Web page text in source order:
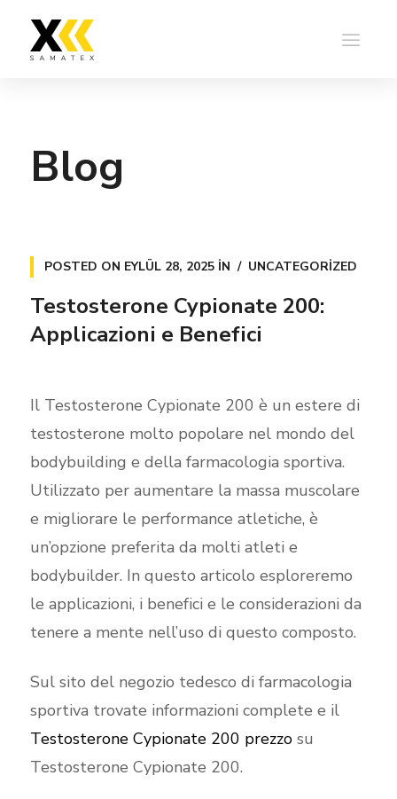
Blog
POSTED ON EYLÜL 28, 2025IN UNCATEGORIZED
Testosterone Cypionate 200:
Applicazioni e Benefici
Il Testosterone Cypionate 200 è un estere di
testosterone molto popolare nel mondo del
bodybuilding e della farmacologia sportiva.
Utilizzato per aumentare la massa muscolare
e migliorare le performance atletiche, è
un’opzione preferita da molti atleti e
bodybuilder. In questo articolo esploreremo
le applicazioni, i benefici e le considerazioni da
tenere a mente nell’uso di questo composto.
Sul sito del negozio tedesco di farmacologia
sportiva trovate informazioni complete e il
Testosterone Cypionate 200 prezzosu
Testosterone Cypionate 200.